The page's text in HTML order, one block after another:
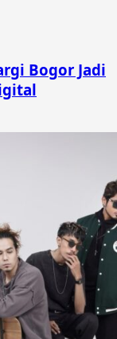
Bogor Jadi